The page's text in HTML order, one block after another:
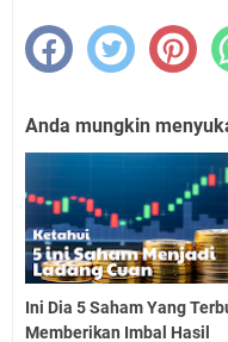
Anda mungkin
Ini Dia 5 Saham Yang
Memberikan Imbal Hasil